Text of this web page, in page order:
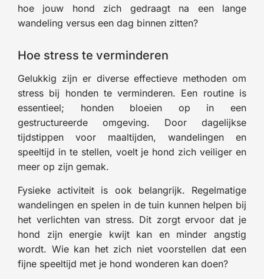
hoe jouw hond zich gedraagt na een lange
wandeling versus een dag binnen zitten?
Hoe stress te verminderen
Gelukkig zijn er diverse effectieve methoden om
stress bij honden te verminderen. Een routine is
essentieel; honden bloeien op in een
gestructureerde omgeving. Door dagelijkse
tijdstippen voor maaltijden, wandelingen en
speeltijd in te stellen, voelt je hond zich veiliger en
meer op zijn gemak.
Fysieke activiteit is ook belangrijk. Regelmatige
wandelingen en spelen in de tuin kunnen helpen bij
het verlichten van stress. Dit zorgt ervoor dat je
hond zijn energie kwijt kan en minder angstig
wordt. Wie kan het zich niet voorstellen dat een
fijne speeltijd met je hond wonderen kan doen?